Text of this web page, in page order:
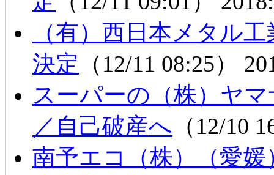
（有）西日本メタル
決定 （12/11 08:25）
スーパーの（株）ヤ
／自己破産へ （12/10
南予エコ（株）（愛